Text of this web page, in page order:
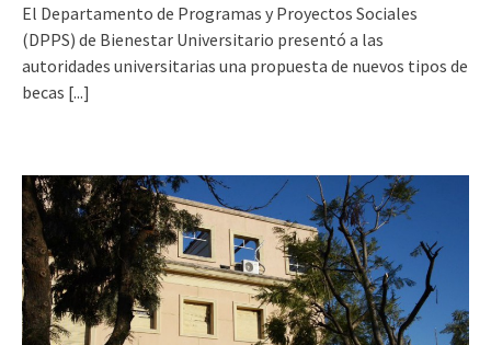
El Departamento de Programas y Proyectos Sociales
(DPPS) de Bienestar Universitario presentó a las
autoridades universitarias una propuesta de nuevos tipos de
becas [...]